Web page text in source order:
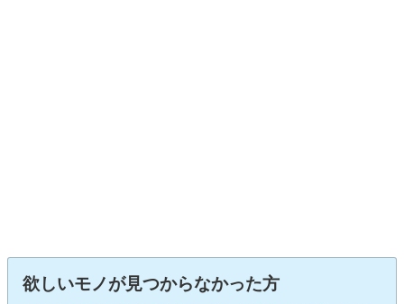
欲しいモノが見つからなかった方